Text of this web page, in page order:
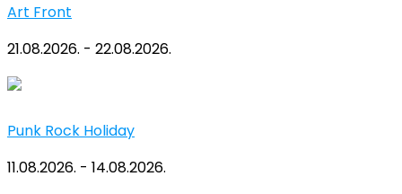
Art Front
21.08.2026. - 22.08.2026.
Punk Rock Holiday
11.08.2026. - 14.08.2026.